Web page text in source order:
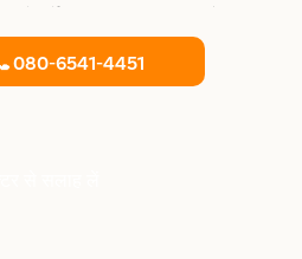
080-6541-4451